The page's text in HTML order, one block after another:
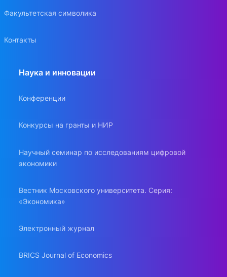
Факультетская символика
Контакты
Наука и инновации
Конференции
Конкурсы на гранты и НИР
Научный семинар по исследованиям цифровой
экономики
Вестник Московского университета. Серия:
«Экономика»
Электронный журнал
BRICS Journal of Economics